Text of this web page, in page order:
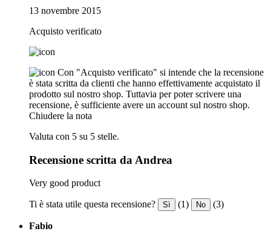
13 novembre 2015
Acquisto verificato
Con "Acquisto verificato" si intende che la recensione
è stata scritta da clienti che hanno effettivamente acquistato il
prodotto sul nostro shop. Tuttavia per poter scrivere una
recensione, è sufficiente avere un account sul nostro shop.
Chiudere la nota
Valuta con 5 su 5 stelle.
Recensione scritta da Andrea
Very good product
Ti è stata utile questa recensione? Sì (1) No (3)
Fabio